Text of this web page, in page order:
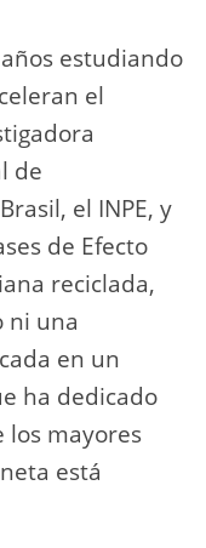
estudiando
el
de
el INPE, y
de Efecto
reciclada,
ni una
en un
ha dedicado
los mayores
está